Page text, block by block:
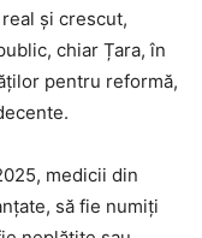
și crescut,
chiar Țara, în
pentru reformă,
medicii din
să fie numiți